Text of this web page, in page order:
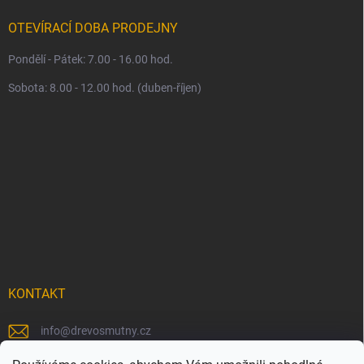
OTEVÍRACÍ DOBA PRODEJNY
Pondělí - Pátek: 7.00 - 16.00 hod.
Sobota: 8.00 - 12.00 hod. (duben-říjen)
KONTAKT
info@drevosmutny.cz